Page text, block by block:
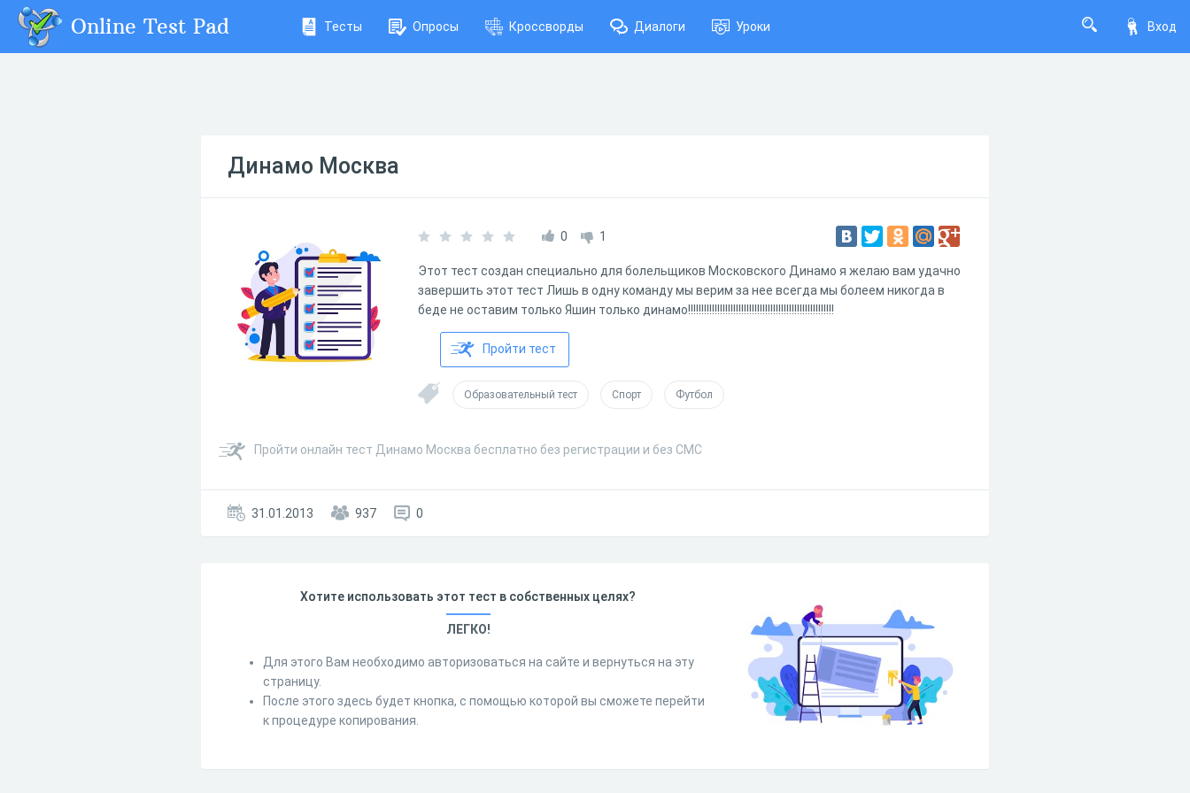
Вход
Online Test Pad Тесты Опросы Кроссворды Диалоги Уроки
Динамо Москва
0 1
Этот тест создан специально для болельщиков Московского Динамо я желаю вам удачно
завершить этот тест Лишь в одну команду мы верим за нее всегда мы болеем никогда в
беде не оставим только Яшин только динамо!!!!!!!!!!!!!!!!!!!!!!!!!!!!!!!!!!!!!!!!!!!!!!!!!!!!!!!
Пройти тест
Образовательный тест Спорт Футбол
Пройти онлайн тест Динамо Москва бесплатно без регистрации и без СМС
31.01.2013 937 0
Хотите использовать этот тест в собственных целях?
ЛЕГКО!
Для этого Вам необходимо авторизоваться на сайте и вернуться на эту
страницу.
После этого здесь будет кнопка, с помощью которой вы сможете перейти
к процедуре копирования.